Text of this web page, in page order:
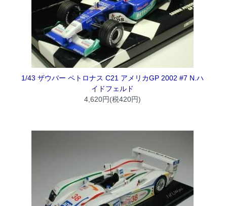
1/43 ザウバー ペトロナス C21 アメリカGP 2002 #7 N.ハ
イドフェルド
4,620円(税420円)